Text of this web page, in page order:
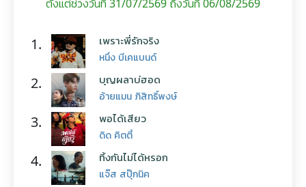
ตั้งแต่ช่วงวันที่ 31/07/2569 ถึงวันที่ 06/08/2569
1. เพราะพี่รักจริง
หนึ่ง บีเคแบนด์
2. บุญผลาบ่ฮอด
อ้ายแมน ภิสิทธิ์พงษ์
3. พอได้เสียว
ดิด คิตตี้
4. ทิ้งกันไม่ได้หรอก
แจ๊ส สปุ๊กนิค